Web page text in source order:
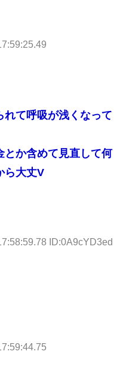
れて呼吸が浅くなって
とか含めて見直して何
ら大丈V
ID:0A9cYD3ed